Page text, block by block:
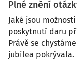
Plné znění
Jaké jsou
poskytnutí daru
Právě se
jubilea pokrývala.